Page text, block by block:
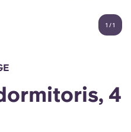
1 /1
4